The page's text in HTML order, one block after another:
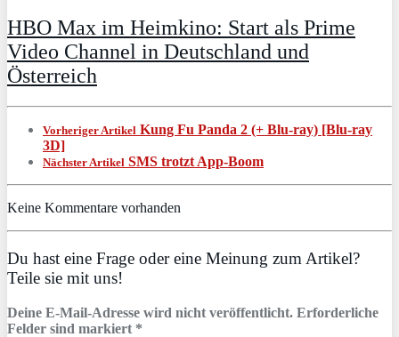
HBO Max im Heimkino: Start als Prime
Video Channel in Deutschland und
Österreich
Vorheriger Artikel Kung Fu Panda 2 (+ Blu-ray) [Blu-ray
3D]
Nächster Artikel SMS trotzt App-Boom
Keine Kommentare vorhanden
Du hast eine Frage oder eine Meinung zum Artikel?
Teile sie mit uns!
Deine E-Mail-Adresse wird nicht veröffentlicht. Erforderliche
Felder sind markiert *